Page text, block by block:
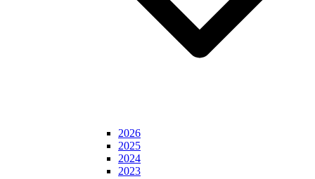
2026
2025
2024
2023